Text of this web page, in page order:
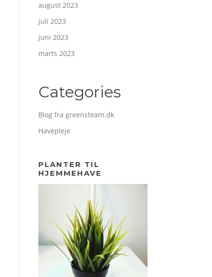
august 2023
juli 2023
juni 2023
marts 2023
Categories
Blog fra greensteam.dk
Havepleje
PLANTER TIL
HJEMMEHAVE